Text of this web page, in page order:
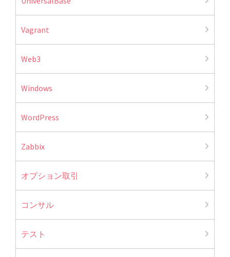
Vagrant
Web3
Windows
WordPress
Zabbix
オプション取引
コンサル
テスト